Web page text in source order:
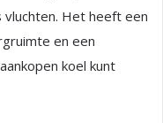
Het heeft een
en een
koel kunt